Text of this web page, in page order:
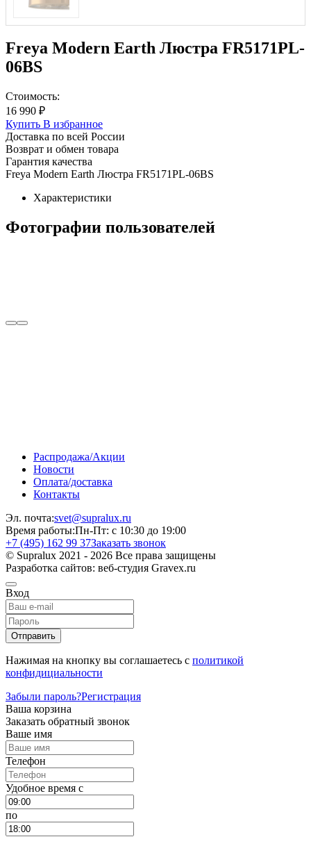
Freya Modern Earth Люстра FR5171PL-
06BS
Стоимость:
16 990 ₽
Купить В избранное
Доставка по всей России
Возврат и обмен товара
Гарантия качества
Freya Modern Earth Люстра FR5171PL-06BS
Характеристики
Фотографии пользователей
Распродажа/Акции
Новости
Оплата/доставка
Контакты
Эл. почта:svet@supralux.ru
Время работы:Пн-Пт: с 10:30 до 19:00
+7 (495) 162 99 37Заказать звонок
© Supralux 2021 - 2026 Все права защищены
Разработка сайтов: веб-студия Gravex.ru
Вход
Отправить
Нажимая на кнопку вы соглашаетесь с политикой
конфидициальности
Забыли пароль?Регистрация
Ваша корзина
Заказать обратный звонок
Ваше имя
Телефон
Удобное время c
по